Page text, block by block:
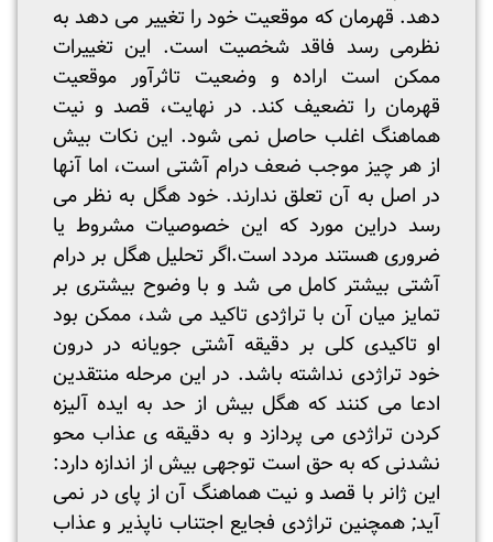
دهد. قهرمان که موقعیت خود را تغییر می دهد به
نظرمی رسد فاقد شخصیت است. این تغییرات
ممکن است اراده و وضعیت تاثرآور موقعیت
قهرمان را تضعیف کند. در نهایت، قصد و نیت
هماهنگ اغلب حاصل نمی شود. این نکات بیش
از هر چیز موجب ضعف درام آشتی است، اما آنها
در اصل به آن تعلق ندارند. خود هگل به نظر می
رسد دراین مورد که این خصوصیات مشروط یا
ضروری هستند مردد است.اگر تحلیل هگل بر درام
آشتی بیشتر کامل می شد و با وضوح بیشتری بر
تمایز میان آن با تراژدی تاکید می شد، ممکن بود
او تاکیدی کلی بر دقیقه آشتی جویانه در درون
خود تراژدی نداشته باشد. در این مرحله منتقدین
ادعا می کنند که هگل بیش از حد به ایده آلیزه
کردن تراژدی می پردازد و به دقیقه ی عذاب محو
نشدنی که به حق است توجهی بیش از اندازه دارد:
این ژانر با قصد و نیت هماهنگ آن از پای در نمی
آید; همچنین تراژدی فجایع اجتناب ناپذیر و عذاب